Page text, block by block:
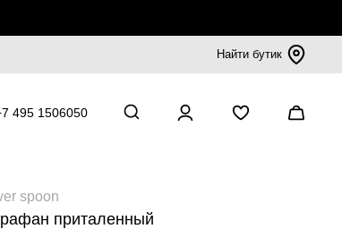
Найти бутик
495 1506050
spoon
приталенный